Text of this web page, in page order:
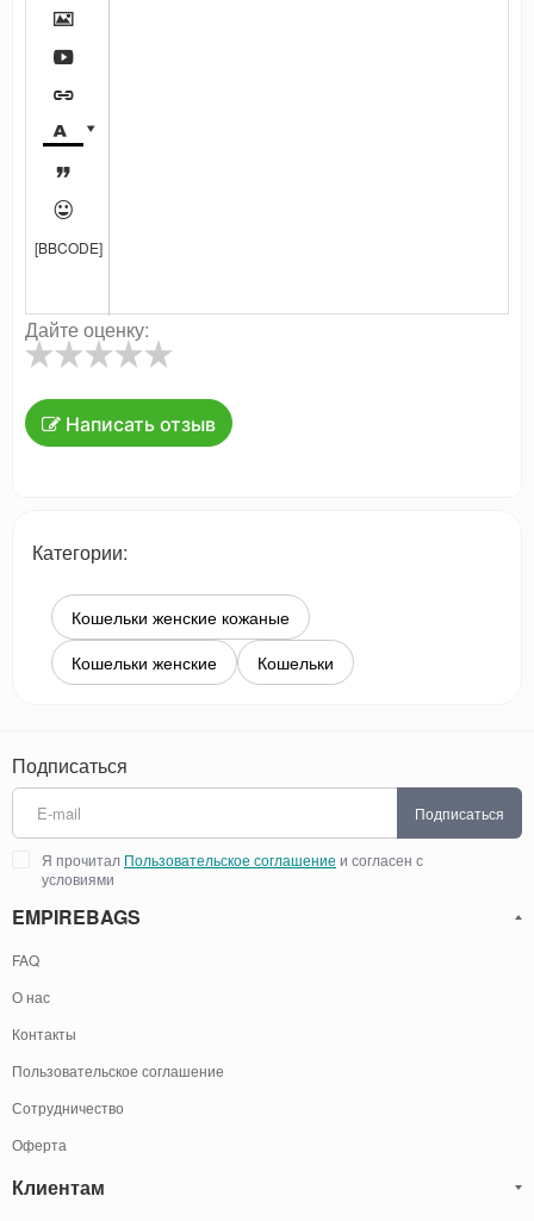







[BBCODE]
Дайте оценку:
Написать отзыв
Категории:
Кошельки женские кожаные
Кошельки женские
Кошельки
Подписаться
Подписаться
Я прочитал Пользовательское соглашение и согласен с
условиями
EMPIREBAGS
FAQ
О нас
Контакты
Пользовательское соглашение
Сотрудничество
Оферта
Клиентам